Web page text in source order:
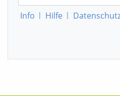
Info | Hilfe |